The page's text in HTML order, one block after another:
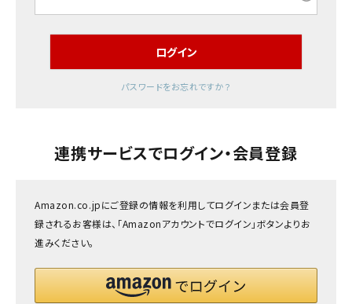
暗証番号錠
ACCOUNT MENU
ようこそ ゲスト 様
person 会員登録
ログイン
パスワードをお忘れですか？
連携サービスでログイン・会員登録
Amazon.co.jpにご登録の情報を利用してログインまたは会員登
録されるお客様は、「Amazonアカウントでログイン」ボタンよりお
進みください。